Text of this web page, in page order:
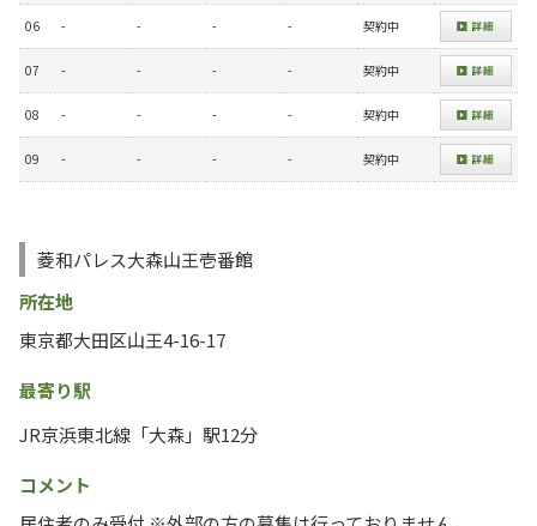
06 - - - - 契約中
07 - - - - 契約中
08 - - - - 契約中
09 - - - - 契約中
菱和パレス大森山王壱番館
所在地
東京都大田区山王4-16-17
最寄り駅
JR京浜東北線「大森」駅12分
コメント